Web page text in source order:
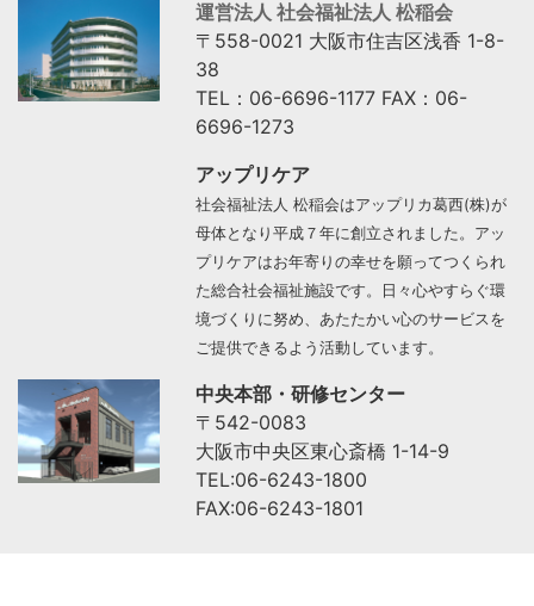
運営法人 社会福祉法人 松稲会
〒558-0021 大阪市住吉区浅香 1-8-
38
TEL：06-6696-1177 FAX：06-
6696-1273
アップリケア
社会福祉法人 松稲会はアップリカ葛西(株)が
母体となり平成７年に創立されました。アッ
プリケアはお年寄りの幸せを願ってつくられ
た総合社会福祉施設です。日々心やすらぐ環
境づくりに努め、あたたかい心のサービスを
ご提供できるよう活動しています。
中央本部・研修センター
〒542-0083
大阪市中央区東心斎橋 1-14-9
TEL:06-6243-1800
FAX:06-6243-1801